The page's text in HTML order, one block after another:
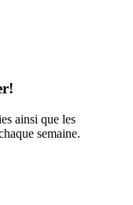
ainsi que les
semaine.